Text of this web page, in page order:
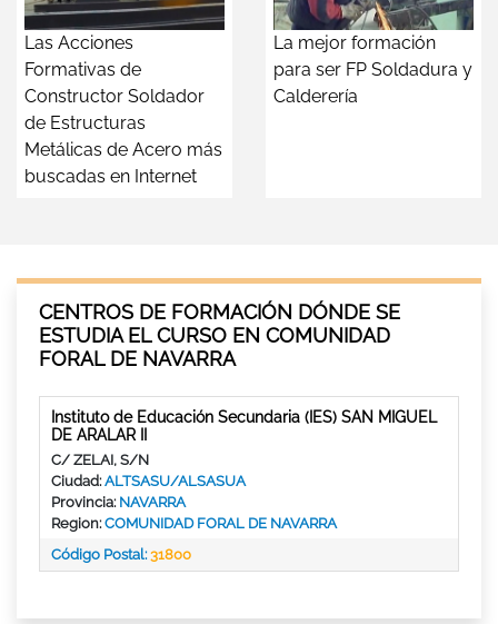
Las Acciones
Formativas de
Constructor Soldador
de Estructuras
Metálicas de Acero más
buscadas en Internet
La mejor formación
para ser FP Soldadura y
Calderería
CENTROS DE FORMACIÓN DÓNDE SE
ESTUDIA EL CURSO EN COMUNIDAD
FORAL DE NAVARRA
Instituto de Educación Secundaria (IES) SAN MIGUEL
DE ARALAR II
C/ ZELAI, S/N
Ciudad:ALTSASU/ALSASUA
Provincia: NAVARRA
Region:COMUNIDAD FORAL DE NAVARRA
Código Postal:31800